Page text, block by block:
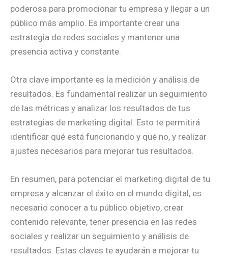
poderosa para promocionar tu empresa y llegar a un
público más amplio. Es importante crear una
estrategia de redes sociales y mantener una
presencia activa y constante.
Otra clave importante es la medición y análisis de
resultados. Es fundamental realizar un seguimiento
de las métricas y analizar los resultados de tus
estrategias de marketing digital. Esto te permitirá
identificar qué está funcionando y qué no, y realizar
ajustes necesarios para mejorar tus resultados.
En resumen, para potenciar el marketing digital de tu
empresa y alcanzar el éxito en el mundo digital, es
necesario conocer a tu público objetivo, crear
contenido relevante, tener presencia en las redes
sociales y realizar un seguimiento y análisis de
resultados. Estas claves te ayudarán a mejorar tu